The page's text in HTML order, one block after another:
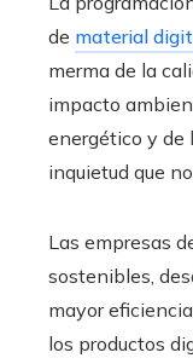
de material
merma de la
impacto
energético y de
inquietud que
Las empresas
sostenibles,
mayor
los productos